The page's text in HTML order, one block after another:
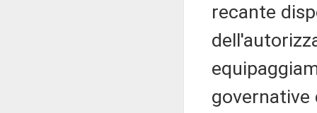
recante
governative